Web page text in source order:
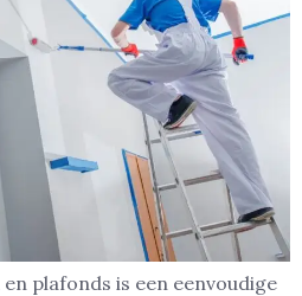
plafonds is een eenvoudige